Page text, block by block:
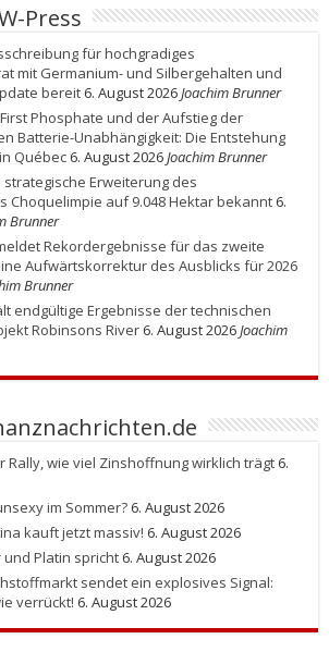
Press
für hochgradiges
mit Germanium- und Silbergehalten und
bereit 6. August 2026Joachim Brunner
Phosphate und der Aufstieg der
Batterie-Unabhängigkeit: Die Entstehung
Québec 6. August 2026Joachim Brunner
Erweiterung des
Choquelimpie auf 9.048 Hektar bekannt 6.
Brunner
Rekordergebnisse für das zweite
Aufwärtskorrektur des Ausblicks für 2026
Brunner
endgültige Ergebnisse der technischen
Robinsons River 6. August 2026Joachim
Rally, wie viel Zinshoffnung wirklich trägt 6.
im Sommer? 6. August 2026
kauft jetzt massiv! 6. August 2026
Platin spricht 6. August 2026
sendet ein explosives Signal:
verrückt! 6. August 2026